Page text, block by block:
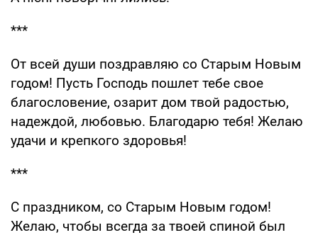
***
От всей души поздравляю со Старым Новым
годом! Пусть Господь пошлет тебе свое
благословение, озарит дом твой радостью,
надеждой, любовью. Благодарю тебя! Желаю
удачи и крепкого здоровья!
***
С праздником, со Старым Новым годом!
Желаю, чтобы всегда за твоей спиной был